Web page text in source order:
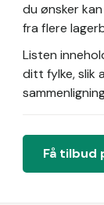
du ønsker
fra flere
Listen
ditt fylke, slik
Få tilbud